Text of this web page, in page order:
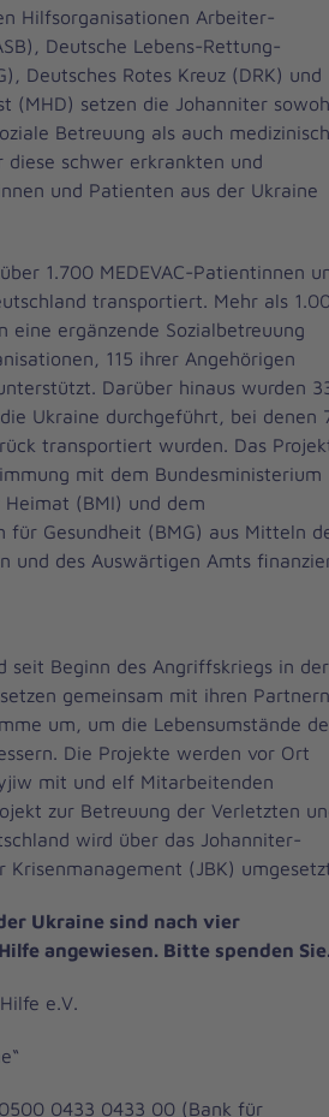
Hilfsorganisationen Arbeiter-
Deutsche Lebens-Rettung-
Deutsches Rotes Kreuz (DRK) und
(MHD) setzen die Johanniter
Betreuung als auch
diese schwer erkrankten und
und Patienten aus der Ukraine
1.700 MEDEVAC-Patientinnen
transportiert. Mehr als
eine ergänzende Sozialbetreuung
115 ihrer Angehörigen
Darüber hinaus wurden
Ukraine durchgeführt, bei denen
transportiert wurden. Das
mit dem Bundesministerium
(BMI) und dem
für Gesundheit (BMG) aus Mitteln
und des Auswärtigen Amts
seit Beginn des Angriffskriegs in der
gemeinsam mit ihren Partnern
um, um die Lebensumstände
Die Projekte werden vor Ort
mit und elf Mitarbeitenden
zur Betreuung der Verletzten
wird über das Johanniter-
Krisenmanagement (JBK)
Ukraine sind nach vier
angewiesen. Bitte spenden Sie.
e.V.
0433 0433 00 (Bank für